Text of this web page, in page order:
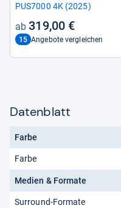
PUS7000 4K (2025)
319,00 €
15 Angebote vergleichen
Datenblatt
Farbe
Farbe
Medien & Formate
Surround-Formate